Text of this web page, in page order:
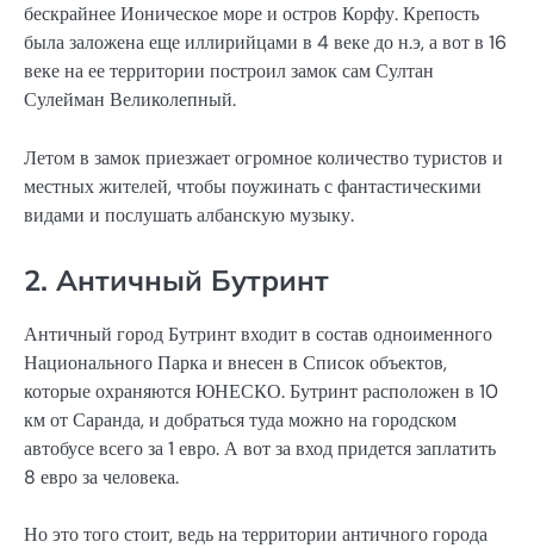
бескрайнее Ионическое море и остров Корфу. Крепость
была заложена еще иллирийцами в 4 веке до н.э, а вот в 16
веке на ее территории построил замок сам Султан
Сулейман Великолепный.
Летом в замок приезжает огромное количество туристов и
местных жителей, чтобы поужинать с фантастическими
видами и послушать албанскую музыку.
2. Античный Бутринт
Античный город Бутринт входит в состав одноименного
Национального Парка и внесен в Список объектов,
которые охраняются ЮНЕСКО. Бутринт расположен в 10
км от Саранда, и добраться туда можно на городском
автобусе всего за 1 евро. А вот за вход придется заплатить
8 евро за человека.
Но это того стоит, ведь на территории античного города